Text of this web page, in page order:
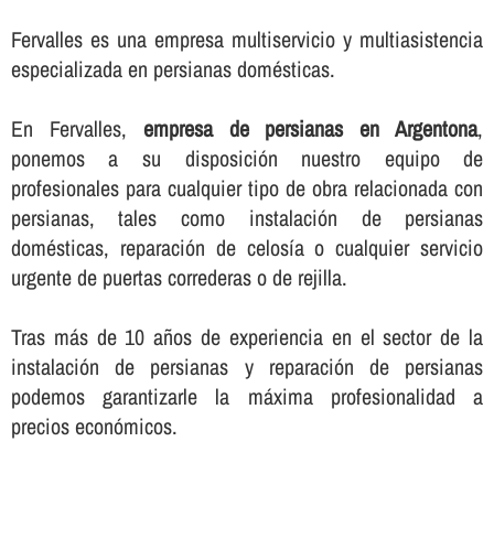
Fervalles es una empresa multiservicio y multiasistencia
especializada en persianas domésticas.
En Fervalles, empresa de persianas en Argentona,
ponemos a su disposición nuestro equipo de
profesionales para cualquier tipo de obra relacionada con
persianas, tales como instalación de persianas
domésticas, reparación de celosí­a o cualquier servicio
urgente de puertas correderas o de rejilla.
Tras más de 10 años de experiencia en el sector de la
instalación de persianas y reparación de persianas
podemos garantizarle la máxima profesionalidad a
precios económicos.